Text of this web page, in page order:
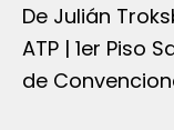
De Julián
ATP | 1er Piso
de